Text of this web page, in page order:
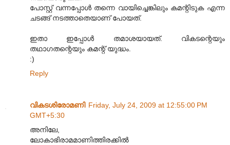
പോസ്റ്റ് വന്നപ്പോള്‍ തന്നെ വായിച്ചെങ്കിലും കമന്റിടുക എന്ന
ചടങ്ങ് നടത്താതെയാണ് പോയത്.
ഇതാ ഇപ്പോള്‍ തമാശയായത്. വികടന്റെയും
തഥാഗതന്റെയും കമന്റ് യുദ്ധം.
:)
Reply
വികടശിരോമണി Friday, July 24, 2009 at 12:55:00 PM
GMT+5:30
അനിലേ,
ലോകാഭിരാമമാണിത്തിരക്കിൽ